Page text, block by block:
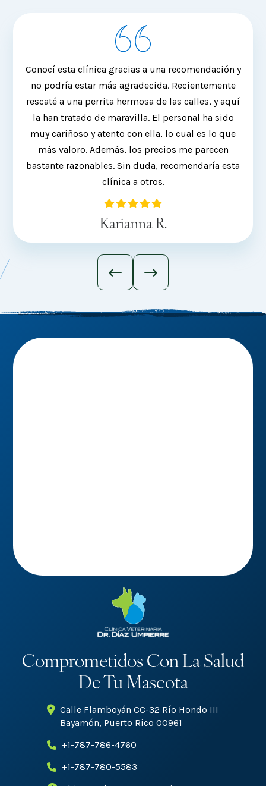
Conocí esta clínica gracias a una recomendación y
no podría estar más agradecida. Recientemente
rescaté a una perrita hermosa de las calles, y aquí
la han tratado de maravilla. El personal ha sido
muy cariñoso y atento con ella, lo cual es lo que
más valoro. Además, los precios me parecen
bastante razonables. Sin duda, recomendaría esta
clínica a otros.
Karianna R.
Comprometidos Con La Salud
De Tu Mascota
Calle Flamboyán CC-32 Río Hondo III
Bayamón, Puerto Rico 00961
+1-787-786-4760
+1-787-780-5583